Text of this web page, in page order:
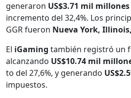
gener­aron US$3.71 mil mil­lones
incre­men­to del 32,4%. Los
GGR fueron Nue­va York,
El iGam­ing tam­bién reg­istró un
alcan­zan­do US$10.74 mil
to del 27,6%, y generan­do
impuestos.